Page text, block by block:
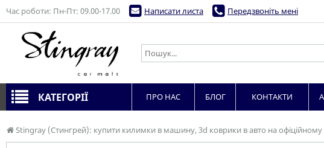
Stingray (Стингрей): купити килимки в машину, 3d коврики в авто на офіційному
Час роботи: Пн-Пт: 09.00-17.00 Написати листа Передзвоніть мені
КАТЕГОРІЇ ПРО НАС БЛОГ КОНТАКТИ